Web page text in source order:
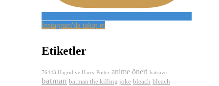
Instagram'da takip et
Etiketler
76443 Hagrid ve Harry Potter anime öneri batcave
batman batman the killing joke bleach bleach